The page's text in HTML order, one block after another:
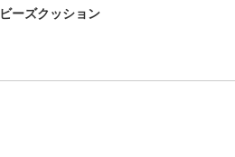
ビーズクッション